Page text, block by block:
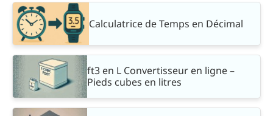
Calculatrice de Temps en Décimal
ft3 en L Convertisseur en ligne –
Pieds cubes en litres